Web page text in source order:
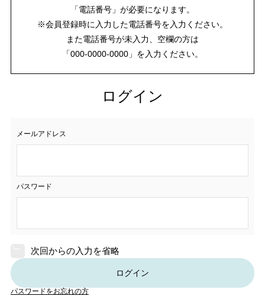
「電話番号」が必要になります。
※会員登録時に入力した電話番号を入力ください。
また電話番号が未入力、空欄の方は
「000-0000-0000」を入力ください。
ログイン
メールアドレス
パスワード
次回からの入力を省略
ログイン
パスワードをお忘れの方